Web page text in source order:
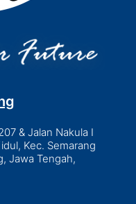
& Jalan Nakula I
Kec. Semarang
Jawa Tengah,